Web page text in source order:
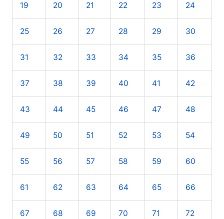
19 20 21 22 23 24
25 26 27 28 29 30
31 32 33 34 35 36
37 38 39 40 41 42
43 44 45 46 47 48
49 50 51 52 53 54
55 56 57 58 59 60
61 62 63 64 65 66
67 68 69 70 71 72